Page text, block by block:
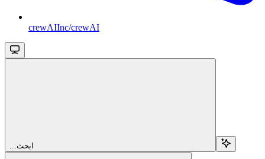
crewAIInc/crewAI
...ابحث